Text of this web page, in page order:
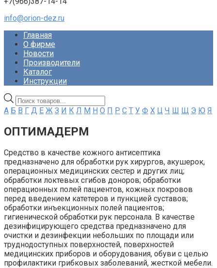
info@orion-dez.ru
Главная
О фирме
Новости
Производители
Каталог
Инструкции
Поиск
товаров
А Б В Г Д Е Ж З И К Л М Н О П Р С Т У Ф Х Ц Ч Ш Щ Э Ю Я
ОПТИМАДЕРМ
Средство в качестве кожного антисептика
предназначено для обработки рук хирургов, акушерок,
операционных медицинских сестер и других лиц;
обработки локтевых сгибов доноров; обработки
операционных полей пациентов, кожных покровов
перед введением катетеров и пункцией суставов;
обработки инъекционных полей пациентов;
гигиенической обработки рук персонала. В качестве
дезинфицирующего средства предназначено для
очистки и дезинфекции небольших по площади или
труднодоступных поверхностей, поверхностей
медицинских приборов и оборудования, обуви с целью
профилактики грибковых заболеваний, жесткой мебели.